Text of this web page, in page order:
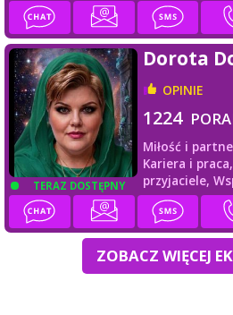
TERAZ DOSTĘPNY
Dorota
OPINIE
1224
Miłość i
Kariera i praca,
przyjaciele,
ZOBACZ WIĘCEJ